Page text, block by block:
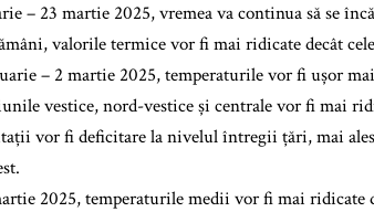
– 23 martie 2025, vremea va continua să se
valorile termice vor fi mai ridicate decât
– 2 martie 2025, temperaturile vor fi ușor
vestice, nord-vestice și centrale vor fi mai
vor fi deficitare la nivelul întregii țări, mai
2025, temperaturile medii vor fi mai ridicate